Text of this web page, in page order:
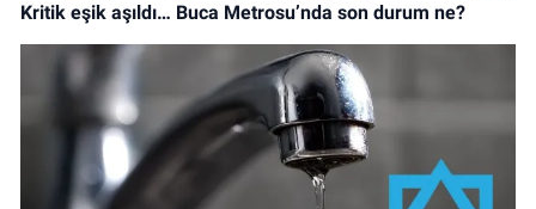
Kritik eşik aşıldı… Buca Metrosu’nda son durum ne?